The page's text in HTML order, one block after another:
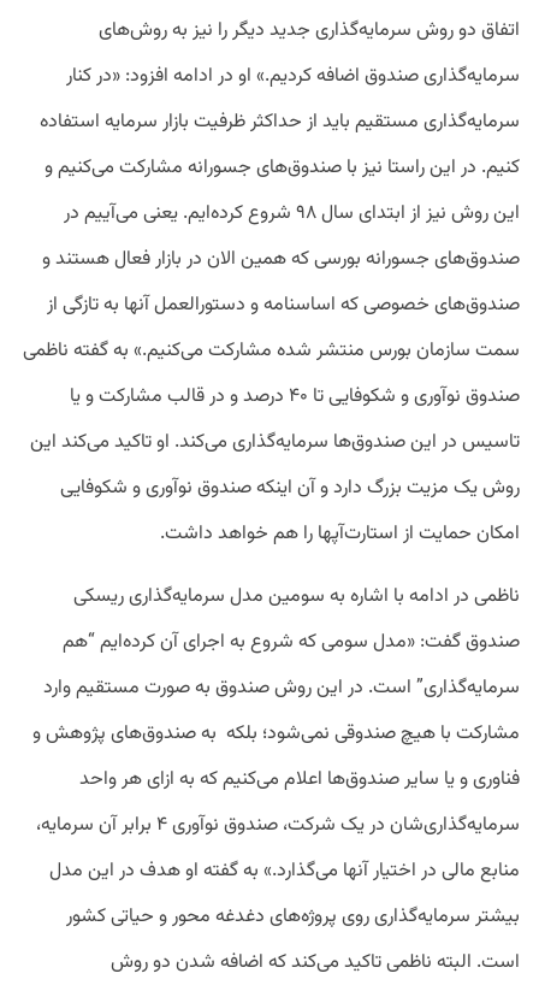
اتفاق دو روش سرمایه‌گذاری جدید دیگر را نیز به روش‌های
سرمایه‌گذاری صندوق اضافه کردیم.» او در ادامه افزود:‌ «در کنار
سرمایه‌گذاری مستقیم باید از حداکثر ظرفیت بازار سرمایه استفاده
کنیم. در این راستا نیز با صندوق‌های جسورانه مشارکت می‌کنیم و
این روش نیز از ابتدای سال ۹۸ شروع کرده‌ایم. یعنی می‌آییم در
صندوق‌های جسورانه بورسی که همین الان در بازار فعال هستند و
صندوق‌های خصوصی که اساسنامه و دستورالعمل آنها به تازگی از
سمت سازمان بورس منتشر شده مشارکت می‌کنیم.» به گفته ناظمی
صندوق نوآوری و شکوفایی تا ۴۰ درصد و در قالب مشارکت و یا
تاسیس در این صندوق‌ها سرمایه‌گذاری می‌کند. او تاکید می‌کند این
روش یک مزیت بزرگ دارد و آن اینکه صندوق نوآوری و شکوفایی
امکان حمایت از استارت‌آپها را هم خواهد داشت.
ناظمی در ادامه با اشاره به سومین مدل سرمایه‌گذاری ریسکی
صندوق گفت:‌ «مدل سومی که شروع به اجرای آن کرده‌ایم “هم
سرمایه‌گذاری” است. در این روش صندوق به صورت مستقیم وارد
مشارکت با هیچ صندوقی نمی‌شود؛ بلکه به صندوق‌های پژوهش و
فناوری و یا سایر صندوق‌ها اعلام می‌کنیم که به ازای هر واحد
سرمایه‌گذاری‌شان در یک شرکت، صندوق نوآوری ۴ برابر آن سرمایه،
منابع مالی در اختیار آنها می‌گذارد.» به گفته او هدف در این مدل
بیشتر سرمایه‌گذاری روی پروژه‌های دغدغه محور و حیاتی کشور
است. البته ناظمی تاکید می‌کند که اضافه شدن دو روش